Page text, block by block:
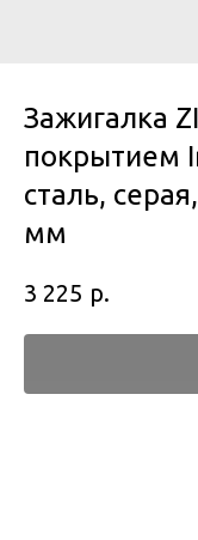
Зажигалка
покрытием
сталь,
мм
3 225 р.